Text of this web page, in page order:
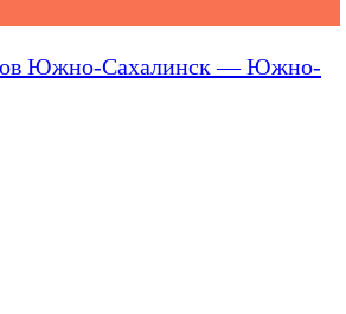
Южно-Сахалинск — Южно-